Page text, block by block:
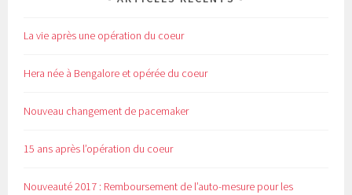
La vie après une opération du coeur
Hera née à Bengalore et opérée du coeur
Nouveau changement de pacemaker
15 ans après l’opération du coeur
Nouveauté 2017 : Remboursement de l’auto-mesure pour les